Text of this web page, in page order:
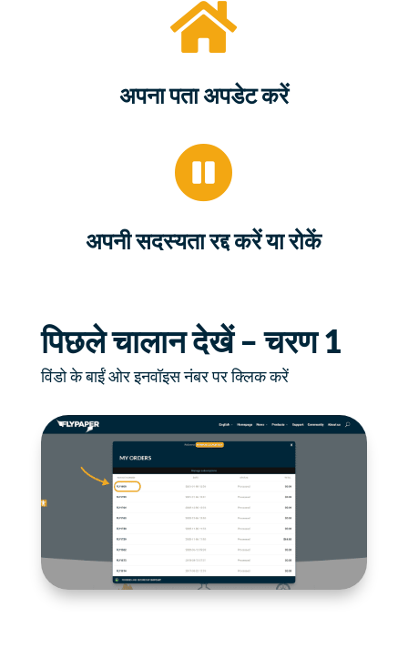

अपना पता अपडेट करें

अपनी सदस्यता रद्द करें या रोकें
पिछले चालान देखें – चरण 1
विंडो के बाईं ओर इनवॉइस नंबर पर क्लिक करें